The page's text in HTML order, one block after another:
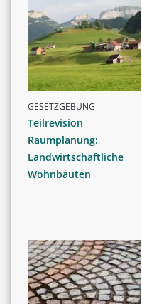
GESETZGEBUNG
Teilrevision
Raumplanung:
Landwirtschaftliche
Wohnbauten